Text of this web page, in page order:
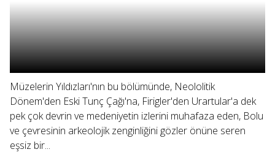
Müzelerin Yıldızları'nın bu bölümünde, Neololitik
Dönem'den Eski Tunç Çağı'na, Firigler'den Urartular'a dek
pek çok devrin ve medeniyetin izlerini muhafaza eden, Bolu
ve çevresinin arkeolojik zenginliğini gözler önüne seren
eşsiz bir...